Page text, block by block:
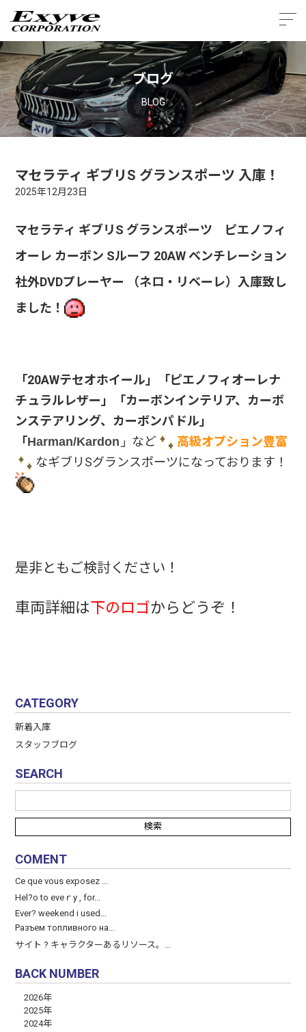
ブログ
BLOG
マセラティ ギブリS グランスポーツ 入庫！
2025年12月23日
マセラティ ギブリS グランスポーツ ピエノフィ
オーレ カーボン Sルーフ 20AW ベンチレーション
社外DVDプレーヤー （ネロ・リベーレ） 入庫致し
ました！
「20AWテセオホイール」「ピエノフィオーレナ
チュラルレザー」「カーボンインテリア、カーボ
ンステアリング、カーボンパドル」
「Harman/Kardon」 など
高級オプション豊富
なギブリSグランスポーツになっております！
是非ともご検討ください！
車両詳細は下のロゴからどうぞ！
CATEGORY
新着入庫
スタッフブログ
SEARCH
COMENT
Ce que vous exposez ...
Hel?o to eveｒy , for...
Ever? weekend і used...
Разъем топливного на...
サイト ? キャラクターあるリソース。...
BACK NUMBER
2026年
2025年
2024年